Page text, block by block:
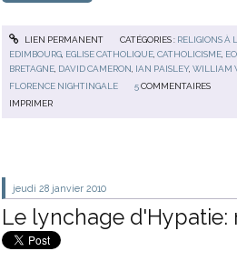
LIEN PERMANENT CATÉGORIES : RELIGIONS À
EDIMBOURG EGLISE CATHOLIQUE ,CATHOLICISME
BRETAGNE DAVID CAMERON IAN PAISLEY,WILLIAM
FLORENCE NIGHTINGALE
5 COMMENTAIRES
IMPRIMER
jeudi 28 janvier 2010
Le lynchage d'Hypatie: